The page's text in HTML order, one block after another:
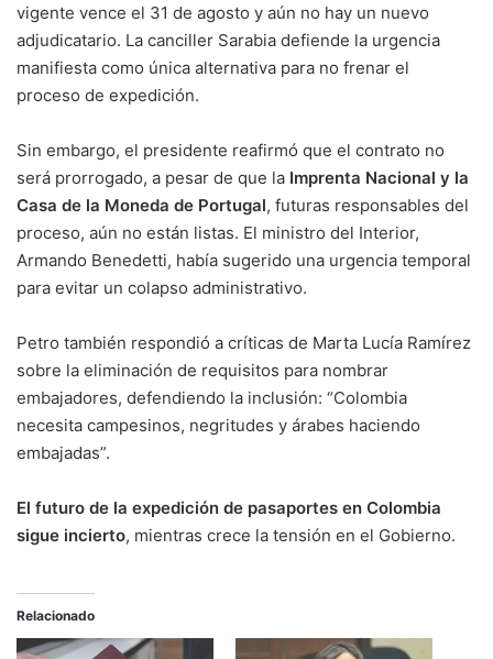
vigente vence el 31 de agosto y aún no hay un nuevo
adjudicatario. La canciller Sarabia defiende la urgencia
manifiesta como única alternativa para no frenar el
proceso de expedición.
Sin embargo, el presidente reafirmó que el contrato no
será prorrogado, a pesar de que la Imprenta Nacional y la
Casa de la Moneda de Portugal, futuras responsables del
proceso, aún no están listas. El ministro del Interior,
Armando Benedetti, había sugerido una urgencia temporal
para evitar un colapso administrativo.
Petro también respondió a críticas de Marta Lucía Ramírez
sobre la eliminación de requisitos para nombrar
embajadores, defendiendo la inclusión: “Colombia
necesita campesinos, negritudes y árabes haciendo
embajadas”.
El futuro de la expedición de pasaportes en Colombia
sigue incierto, mientras crece la tensión en el Gobierno.
Relacionado